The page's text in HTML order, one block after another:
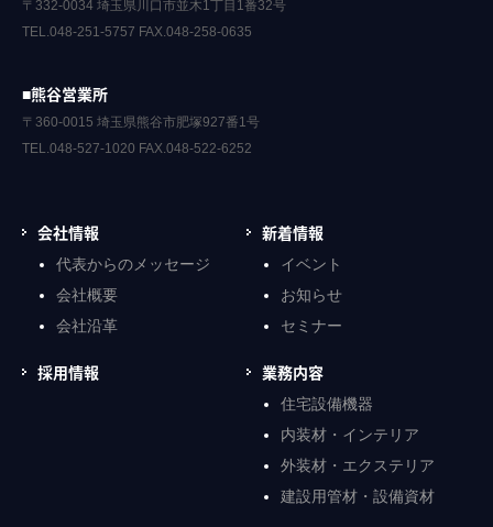
〒332-0034 埼玉県川口市並木1丁目1番32号
TEL.048-251-5757 FAX.048-258-0635
■熊谷営業所
〒360-0015 埼玉県熊谷市肥塚927番1号
TEL.048-527-1020 FAX.048-522-6252
会社情報
代表からのメッセージ
会社概要
会社沿革
新着情報
イベント
お知らせ
セミナー
採用情報 業務内容
住宅設備機器
内装材・インテリア
外装材・エクステリア
建設用管材・設備資材